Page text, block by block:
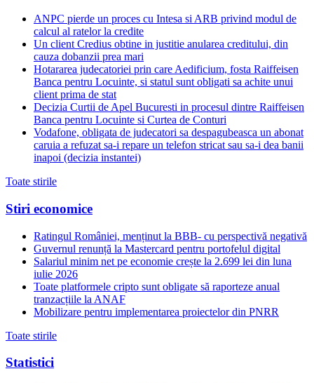
ANPC pierde un proces cu Intesa si ARB privind modul de
calcul al ratelor la credite
Un client Credius obtine in justitie anularea creditului, din
cauza dobanzii prea mari
Hotararea judecatoriei prin care Aedificium, fosta Raiffeisen
Banca pentru Locuinte, si statul sunt obligati sa achite unui
client prima de stat
Decizia Curtii de Apel Bucuresti in procesul dintre Raiffeisen
Banca pentru Locuinte si Curtea de Conturi
Vodafone, obligata de judecatori sa despagubeasca un abonat
caruia a refuzat sa-i repare un telefon stricat sau sa-i dea banii
inapoi (decizia instantei)
Toate stirile
Stiri economice
Ratingul României, menținut la BBB- cu perspectivă negativă
Guvernul renunță la Mastercard pentru portofelul digital
Salariul minim net pe economie crește la 2.699 lei din luna
iulie 2026
Toate platformele cripto sunt obligate să raporteze anual
tranzacțiile la ANAF
Mobilizare pentru implementarea proiectelor din PNRR
Toate stirile
Statistici